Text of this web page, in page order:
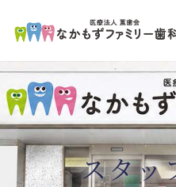
ペ
ー
先
頭
で
コ
ン
テ
ン
コ
ン
ツ
エ
リ
で
す
スタッ